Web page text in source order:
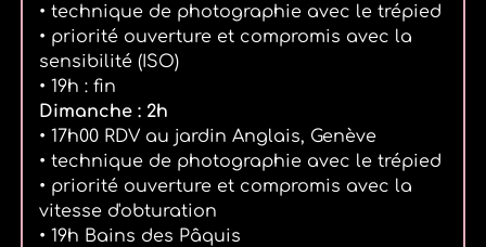
• technique de photographie avec le trépied
• priorité ouverture et compromis avec la
sensibilité (ISO)
• 19h : fin
Dimanche : 2h
• 17h00 RDV au jardin Anglais, Genève
• technique de photographie avec le trépied
• priorité ouverture et compromis avec la
vitesse d'obturation
• 19h Bains des Pâquis